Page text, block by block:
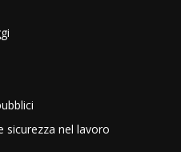
sicurezza nel lavoro